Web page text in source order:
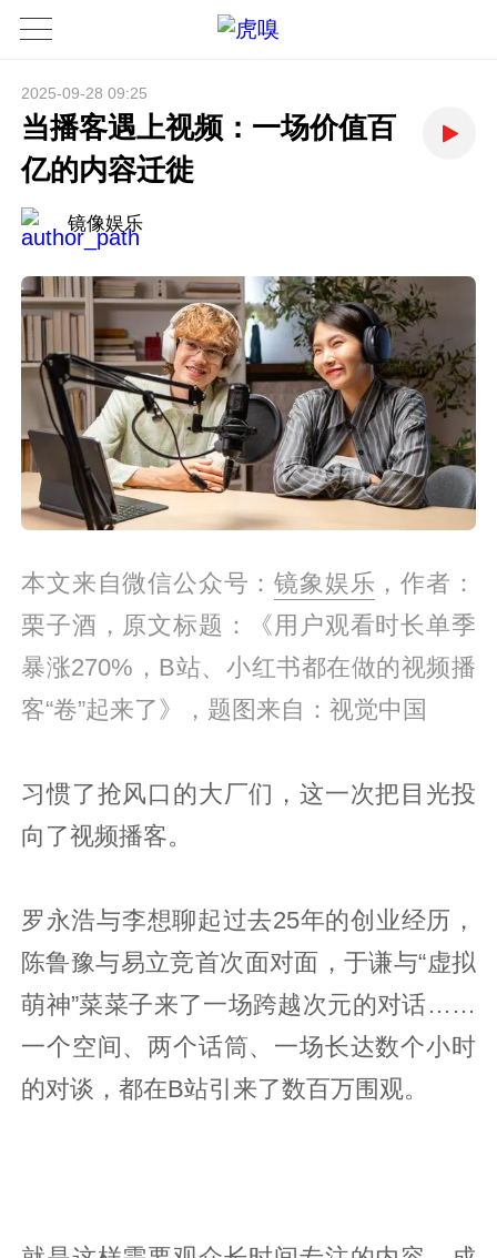
2025-09-28 09:25
当播客遇上视频：一场价值百
亿的内容迁徙
镜像娱乐
本文来自微信公众号：镜象娱乐 ，作者：
栗子酒，原文标题：《用户观看时长单季
暴涨270%，B站、小红书都在做的视频播
客“卷”起来了》，题图来自：视觉中国
习惯了抢风口的大厂们，这一次把目光投
向了视频播客。
罗永浩与李想聊起过去25年的创业经历，
陈鲁豫与易立竞首次面对面，于谦与“虚拟
萌神”菜菜子来了一场跨越次元的对话……
一个空间、两个话筒、一场长达数个小时
的对谈，都在B站引来了数百万围观。